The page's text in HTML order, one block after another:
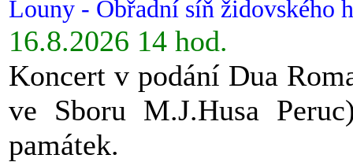
Louny - Obřadní síň židovského
16.8.2026 14 hod.
Koncert v podání Dua
ve Sboru M.J.Husa
památek.